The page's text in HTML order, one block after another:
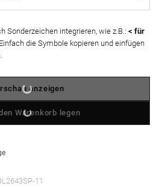
Sonderzeichen integrieren, wie z.B.: < für
Einfach die Symbole kopieren und einfügen
anzeigen
Warenkorb legen
11